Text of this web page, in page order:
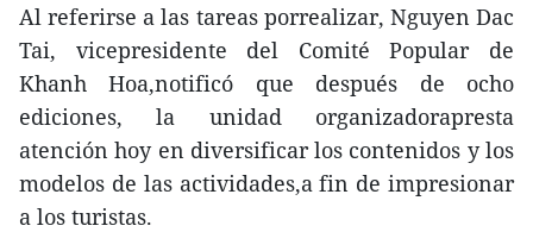
Al referirse a las tareas porrealizar, Nguyen Dac
Tai, vicepresidente del Comité Popular de
Khanh Hoa,notificó que después de ocho
ediciones, la unidad organizadorapresta
atención hoy en diversificar los contenidos y los
modelos de las actividades,a fin de impresionar
a los turistas.